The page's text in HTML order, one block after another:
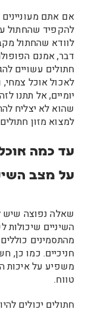
אם אתם
להקפיד שהחתול
לוודא שהחתול
דבר, אמנם
חתולים עשויים
לאכול אוכל
יומיים, אל תתנו
שהוא לא יצליח
למצוא מזון
עד כמה
על מצב
שאלה נפוצה שיש
השיניים שיכולות
מהתסמינים
חניכיים. כמו כן,
משפיע על איכות
טווח.
חתולים יכולים